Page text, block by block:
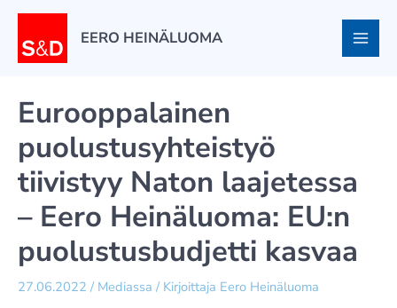
Siirry
EERO HEINÄLUOMA
Eurooppalainen
puolustusyhteistyö
tiivistyy Naton laajetessa
– Eero Heinäluoma: EU:n
puolustusbudjetti kasvaa
27.06.2022 / Mediassa / Kirjoittaja Eero Heinäluoma